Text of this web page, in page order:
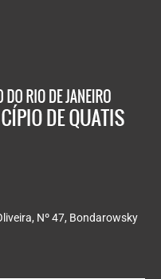
Nº 47, Bondarowsky